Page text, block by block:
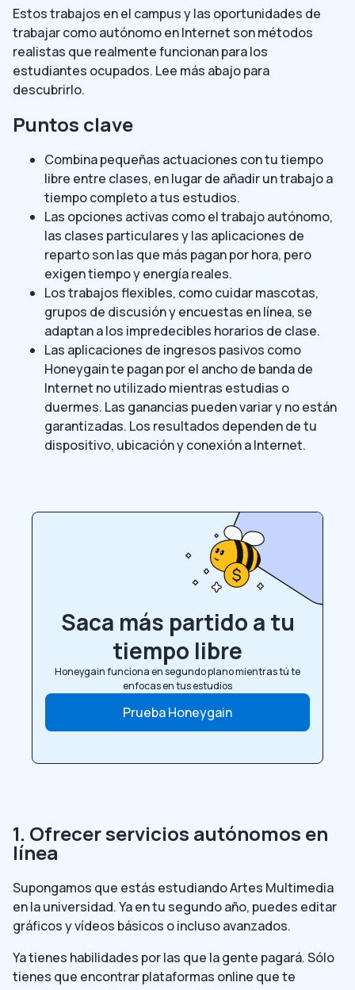
Estos trabajos en el campus y las oportunidades de
trabajar como autónomo en Internet son métodos
realistas que realmente funcionan para los
estudiantes ocupados. Lee más abajo para
descubrirlo.
Puntos clave
Combina pequeñas actuaciones con tu tiempo
libre entre clases, en lugar de añadir un trabajo a
tiempo completo a tus estudios.
Las opciones activas como el trabajo autónomo,
las clases particulares y las aplicaciones de
reparto son las que más pagan por hora, pero
exigen tiempo y energía reales.
Los trabajos flexibles, como cuidar mascotas,
grupos de discusión y encuestas en línea, se
adaptan a los impredecibles horarios de clase.
Las aplicaciones de ingresos pasivos como
Honeygain te pagan por el ancho de banda de
Internet no utilizado mientras estudias o
duermes. Las ganancias pueden variar y no están
garantizadas. Los resultados dependen de tu
dispositivo, ubicación y conexión a Internet.
Saca más partido a tu
tiempo libre
Honeygain funciona en segundo plano mientras tú te
enfocas en tus estudios
Prueba Honeygain
1. Ofrecer servicios autónomos en
línea
Supongamos que estás estudiando Artes Multimedia
en la universidad. Ya en tu segundo año, puedes editar
gráficos y vídeos básicos o incluso avanzados.
Ya tienes habilidades por las que la gente pagará. Sólo
tienes que encontrar plataformas online que te